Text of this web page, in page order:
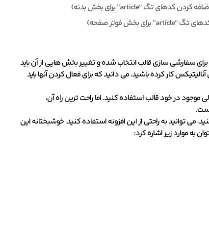
سفارشی سازی قالب انتخاب شده و تغییر بخش هایی از آن باید
کار کرده باشید، می دانید که برای فعال کردن آنها باید
موجود در خود قالب استفاده کنید. اما راحت ترین راه آن،
می توانید به راحتی از این افزونه استفاده کنید. خوشبختانه این
به موارد زیر اشاره کرد: